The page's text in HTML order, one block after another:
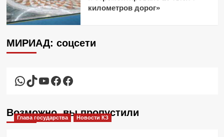
километров дорог»
МИРИАД: соцсети
WhatsApp
TikTok
YouTube
Facebook
Facebook
Возможно, вы пропустили
Глава государства Новости КЗ